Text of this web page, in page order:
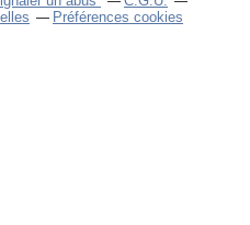
Préférences cookies